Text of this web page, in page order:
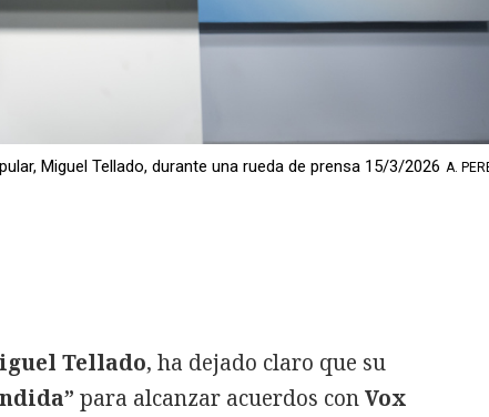
Miguel Tellado, durante una rueda de prensa 15/3/2026 A.
Tellado, ha dejado claro que su
para alcanzar acuerdos conVox